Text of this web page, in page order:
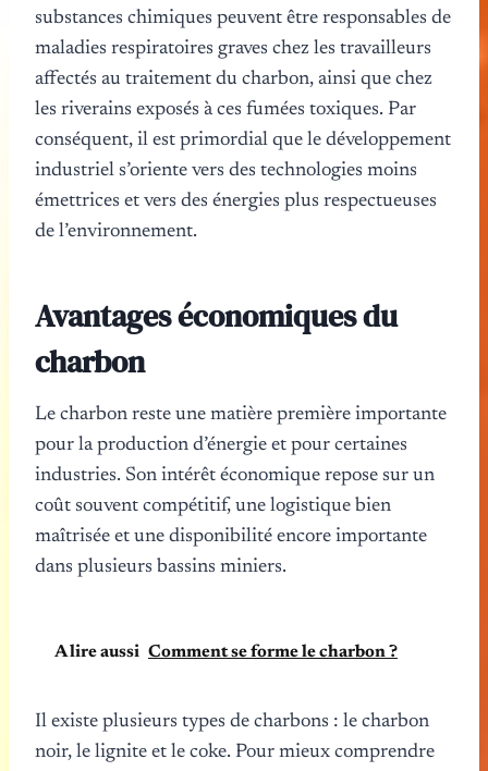
substances chimiques peuvent être responsables de
maladies respiratoires graves chez les travailleurs
affectés au traitement du charbon, ainsi que chez
les riverains exposés à ces fumées toxiques. Par
conséquent, il est primordial que le développement
industriel s’oriente vers des technologies moins
émettrices et vers des énergies plus respectueuses
de l’environnement.
Avantages économiques du
charbon
Le charbon reste une matière première importante
pour la production d’énergie et pour certaines
industries. Son intérêt économique repose sur un
coût souvent compétitif, une logistique bien
maîtrisée et une disponibilité encore importante
dans plusieurs bassins miniers.
A lire aussi Comment se forme le charbon ?
Il existe plusieurs types de charbons : le charbon
noir, le lignite et le coke. Pour mieux comprendre